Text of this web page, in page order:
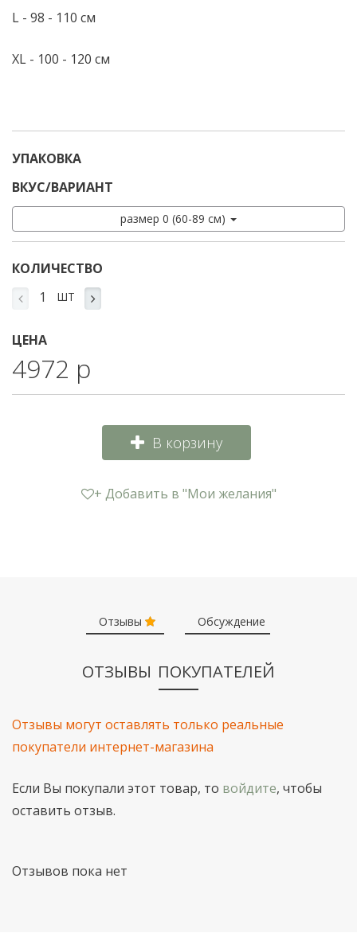
L - 98 - 110 см
XL - 100 - 120 см
УПАКОВКА
ВКУС/ВАРИАНТ
размер 0 (60-89 см)
КОЛИЧЕСТВО
ШТ
ЦЕНА
4972 р
В корзину
+ Добавить в "Мои желания"
Отзывы Обсуждение
ОТЗЫВЫ ПОКУПАТЕЛЕЙ
Отзывы могут оставлять только реальные
покупатели интернет-магазина
Если Вы покупали этот товар, то войдите, чтобы
оставить отзыв.
Отзывов пока нет